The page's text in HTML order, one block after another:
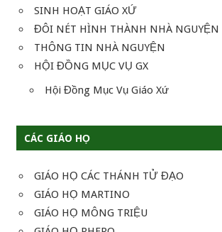
SINH HOẠT GIÁO XỨ
ĐÔI NÉT HÌNH THÀNH NHÀ NGUYỆN
THÔNG TIN NHÀ NGUYỆN
HỘI ĐỒNG MỤC VỤ GX
Hội Đồng Mục Vụ Giáo Xứ
CÁC GIÁO HỌ
GIÁO HỌ CÁC THÁNH TỬ ĐẠO
GIÁO HỌ MARTINO
GIÁO HỌ MÔNG TRIỆU